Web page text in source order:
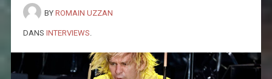
BY ROMAIN UZZAN
DANS INTERVIEWS